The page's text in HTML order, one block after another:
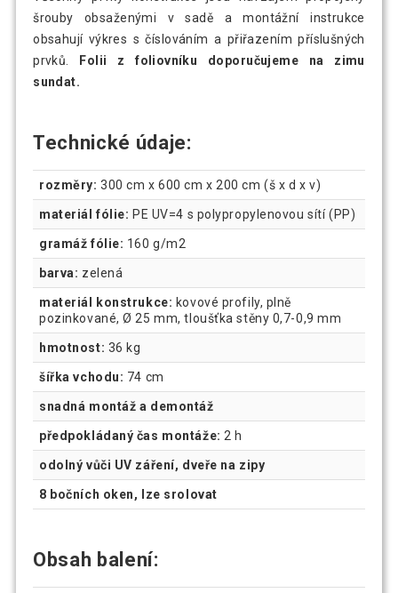
šrouby obsaženými v sadě a montážní instrukce
obsahují výkres s číslováním a přiřazením příslušných
prvků.
Folii z foliovníku doporučujeme na zimu
sundat.
Technické údaje:
rozměry: 300 cm x 600 cm x 200 cm (š x d x v)
materiál fólie: PE UV=4 s polypropylenovou sítí (PP)
gramáž fólie: 160 g/m2
barva: zelená
materiál konstrukce: kovové profily, plně
pozinkované, Ø 25 mm, tloušťka stěny 0,7-0,9 mm
hmotnost: 36 kg
šířka vchodu: 74 cm
snadná montáž a demontáž
předpokládaný čas montáže: 2 h
odolný vůči UV záření, dveře na zipy
8 bočních oken, lze srolovat
Obsah balení: